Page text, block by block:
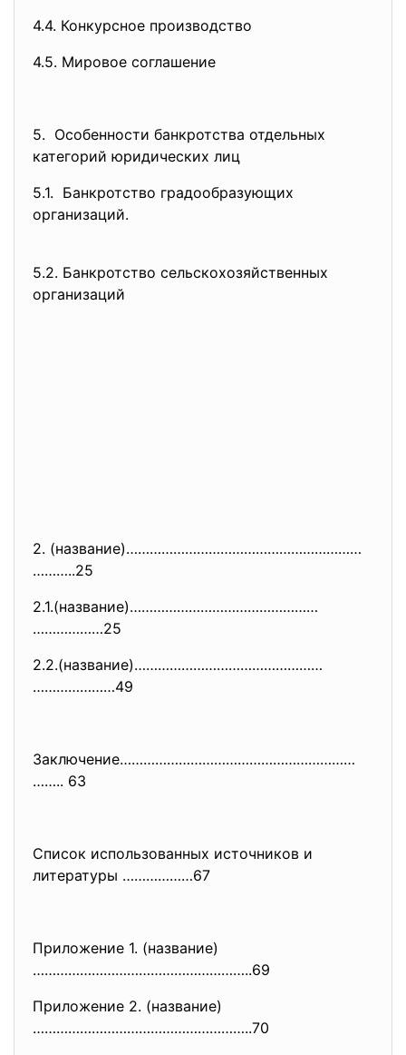
4.4. Конкурсное производство
4.5. Мировое соглашение
5. Особенности банкротства отдельных
категорий юридических лиц
5.1. Банкротство градообразующих
организаций.
5.2. Банкротство сельскохозяйственных
организаций
2. (название)……………………………………………………
………..25
2.1.(название)…………………………………………
………………25
2.2.(название)…………………………………………
…………………49
Заключение……………………………………………………
…….. 63
Список использованных источников и
литературы ………………67
Приложение 1. (название)
………………………………………………..69
Приложение 2. (название)
………………………………………………..70